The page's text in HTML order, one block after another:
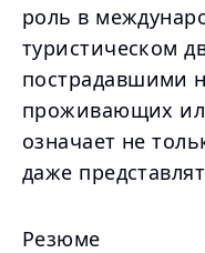
роль в
туристическом
пострадавшими
проживающих
означает не
даже
Резюме